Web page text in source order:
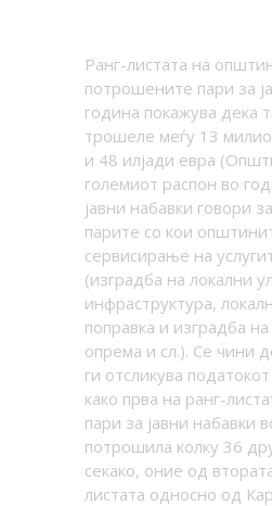
Ранг-листата на
потрошените пари за
година покажува дека
трошеле меѓу 13
и 48 илјади евра
големиот распон во
јавни набавки говори
парите со кои
сервисирање на
(изградба на локални
инфраструктура,
поправка и изградба
опрема и сл.). Се чини
ги отсликува
како прва на ранг-
пари за јавни набавки
потрошила колку 36
секако, оние од
листата односно од